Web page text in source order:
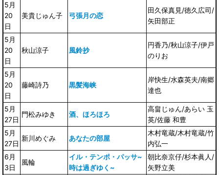
5月
20
日
美貴じゅん子 弓張月の恋
田久保真見/徳久広司/
矢田部正
5月
20
日
秋山涼子 風鈴抄
円香乃/秋山涼子/伊戸
のりお
5月
20
日
藤崎詩乃 黒髪海峡
岸快生/水森英夫/南郷
達也
5月
27日
門松みゆき 酒、ほろほろ
高畠じゅん/あらい 玉
英/佐藤 和豊
5月
27日
新川めぐみ あなたの部屋
木村竜蔵/木村竜蔵/竹
内弘一
6月
3日
風輪
イル・テンポ・パッサ~
時は過ぎゆく~
朝比奈京仔/杉本眞人/
矢野立美